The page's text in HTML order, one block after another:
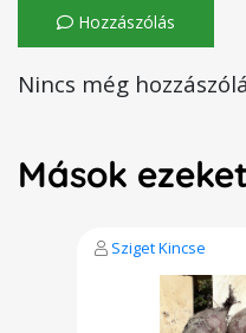
Hozzászólás
Nincs még
Mások
Sziget Kincse